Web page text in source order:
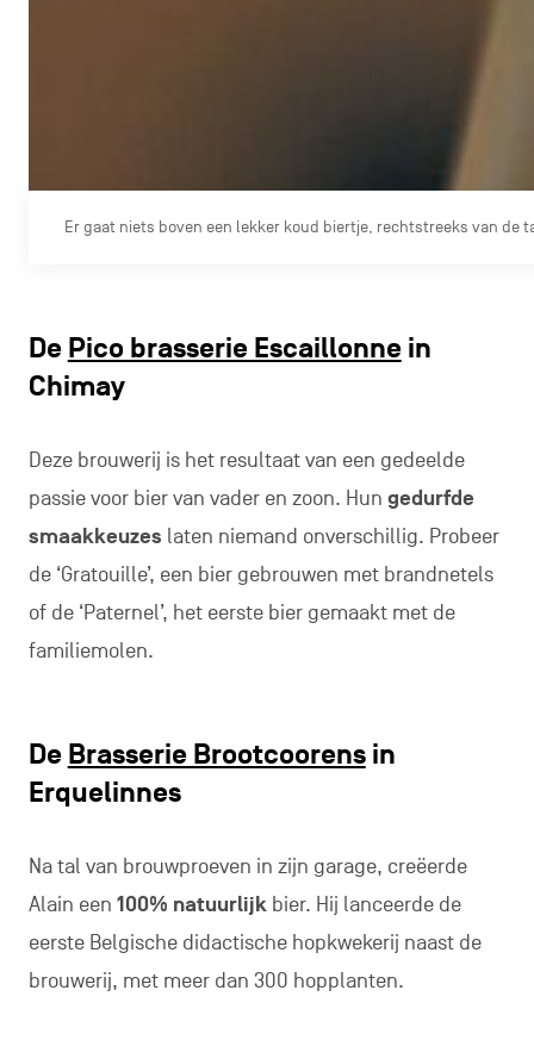
Er gaat niets boven een lekker koud biertje, rechtstreeks van de
De Pico brasserie Escaillonnein
Chimay
Deze brouwerij is het resultaat van een gedeelde
passie voor bier van vader en zoon. Hun gedurfde
smaakkeuzes laten niemand onverschillig. Probeer
de ‘Gratouille’, een bier gebrouwen met brandnetels
of de ‘Paternel’, het eerste bier gemaakt met de
familiemolen.
De Brasserie Brootcoorensin
Erquelinnes
Na tal van brouwproeven in zijn garage, creëerde
Alain een 100% natuurlijkbier. Hij lanceerde de
eerste Belgische didactische hopkwekerij naast de
brouwerij, met meer dan 300 hopplanten.